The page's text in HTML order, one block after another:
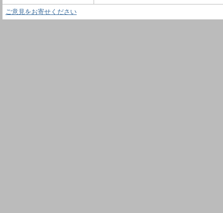
ご意見をお寄せください